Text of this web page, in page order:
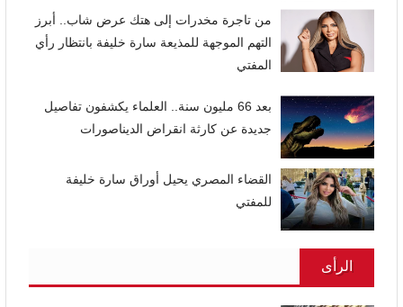
من تاجرة مخدرات إلى هتك عرض شاب.. أبرز
التهم الموجهة للمذيعة سارة خليفة بانتظار رأي
المفتي
بعد 66 مليون سنة.. العلماء يكشفون تفاصيل
جديدة عن كارثة انقراض الديناصورات
القضاء المصري يحيل أوراق سارة خليفة
للمفتي
الرأى